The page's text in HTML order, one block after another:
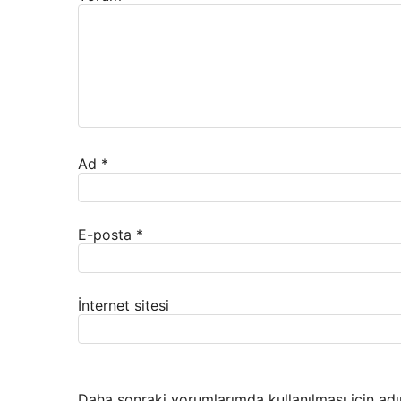
Ad *
E-posta *
İnternet sitesi